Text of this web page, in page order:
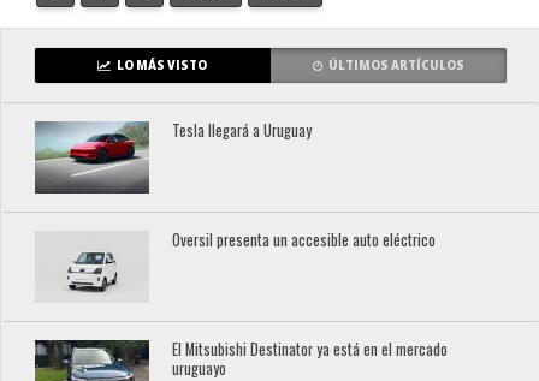
LO MÁS VISTO ÚLTIMOS ARTÍCULOS
Tesla llegará a Uruguay
Oversil presenta un accesible auto eléctrico
El Mitsubishi Destinator ya está en el mercado
uruguayo